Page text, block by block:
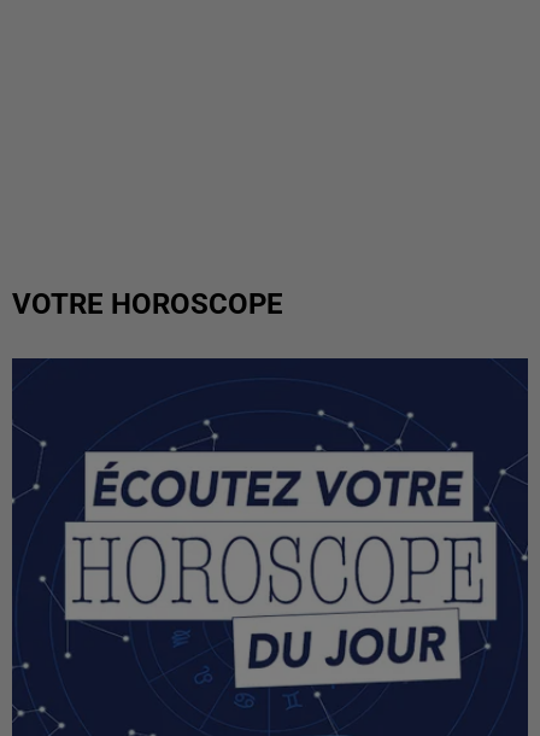
VOTRE HOROSCOPE